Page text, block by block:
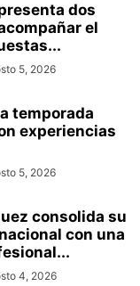
dos
el
5, 2026
temporada
experiencias
5, 2026
consolida su
con una
4, 2026